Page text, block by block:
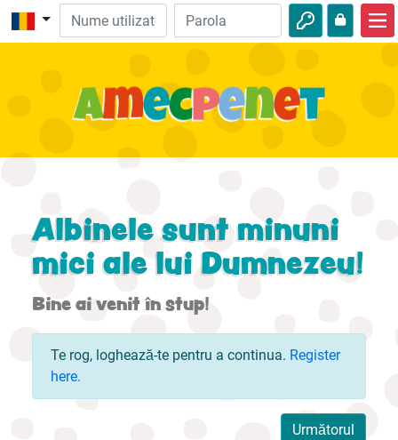
Biblie
Aventuri
Albinele sunt minuni
mici ale lui Dumnezeu!
Bine ai venit în stup!
Te rog, loghează-te pentru a continua. Register
here.
Următorul